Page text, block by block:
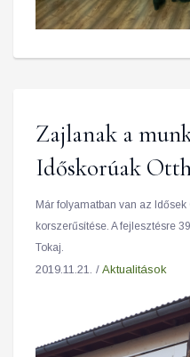
Zajlanak a
Időskorúak
Már folyamatban van az
korszerűsítése. A fejlesztésre
Tokaj.
2019.11.21. / Aktualitások